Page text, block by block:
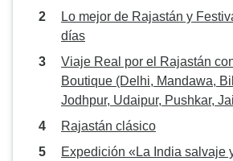
Lo mejor de Rajastán y
días
Viaje Real por el Rajastán
Boutique (Delhi, Mandawa,
Jodhpur, Udaipur, Pushkar,
Rajastán clásico
Expedición «La India salvaje